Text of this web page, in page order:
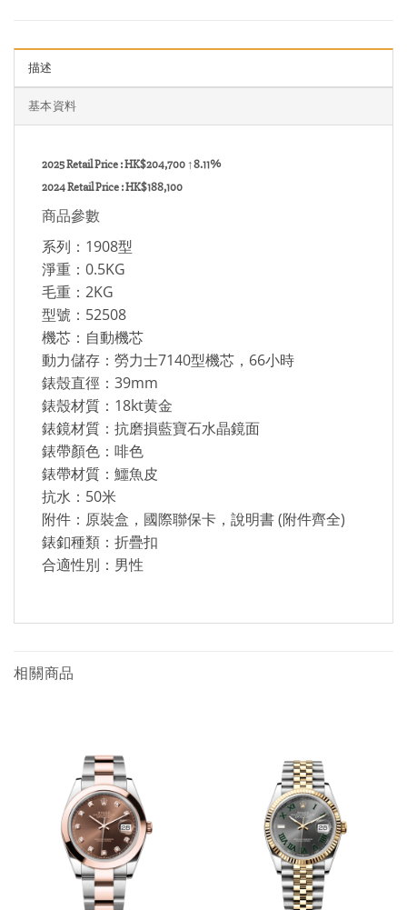
描述
基本資料
2025 Retail Price : HK$204,700 ↑8.11%
2024Retail Price :HK$188,100
商品參數
系列：1908型
淨重：0.5KG
毛重：2KG
型號：52508
機芯：自動機芯
動力儲存：勞力士7140型機芯，66小時
錶殼直徑：39mm
錶殼材質：18kt黄金
錶鏡材質：抗磨損藍寶石水晶鏡面
錶帶顏色：啡色
錶帶材質：鱷魚皮
抗水：50米
附件：原裝盒，國際聯保卡，說明書 (附件齊全)
錶釦種類：折疊扣
合適性別：男性
相關商品